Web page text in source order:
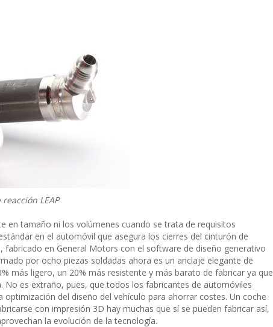
LEAP
en tamaño ni los volúmenes cuando se trata de requisitos
en el automóvil que asegura los cierres del cinturón de
en General Motors con el software de diseño generativo
por ocho piezas soldadas ahora es un anclaje elegante de
más ligero, un 20% más resistente y más barato de fabricar ya que
es extraño, pues, que todos los fabricantes de automóviles
del diseño del vehículo para ahorrar costes. Un coche
con impresión 3D hay muchas que sí se pueden fabricar así,
la evolución de la tecnología.